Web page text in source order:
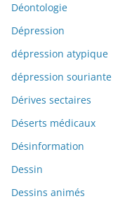
Déontologie
Dépression
dépression atypique
dépression souriante
Dérives sectaires
Déserts médicaux
Désinformation
Dessin
Dessins animés